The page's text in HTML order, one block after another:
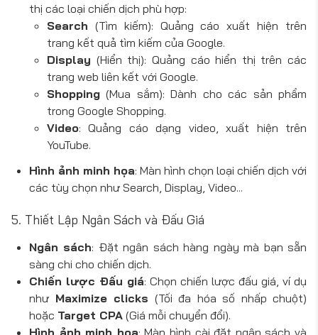
thị các loại chiến dịch phù hợp:
Search (Tìm kiếm): Quảng cáo xuất hiện trên
trang kết quả tìm kiếm của Google.
Display (Hiển thị): Quảng cáo hiển thị trên các
trang web liên kết với Google.
Shopping (Mua sắm): Dành cho các sản phẩm
trong Google Shopping.
Video: Quảng cáo dạng video, xuất hiện trên
YouTube.
Hình ảnh minh họa: Màn hình chọn loại chiến dịch với
các tùy chọn như Search, Display, Video...
5. Thiết Lập Ngân Sách và Đấu Giá
Ngân sách: Đặt ngân sách hàng ngày mà bạn sẵn
sàng chi cho chiến dịch.
Chiến lược Đấu giá: Chọn chiến lược đấu giá, ví dụ
như Maximize clicks (Tối đa hóa số nhấp chuột)
hoặc Target CPA (Giá mỗi chuyển đổi).
Hình ảnh minh họa: Màn hình cài đặt ngân sách và